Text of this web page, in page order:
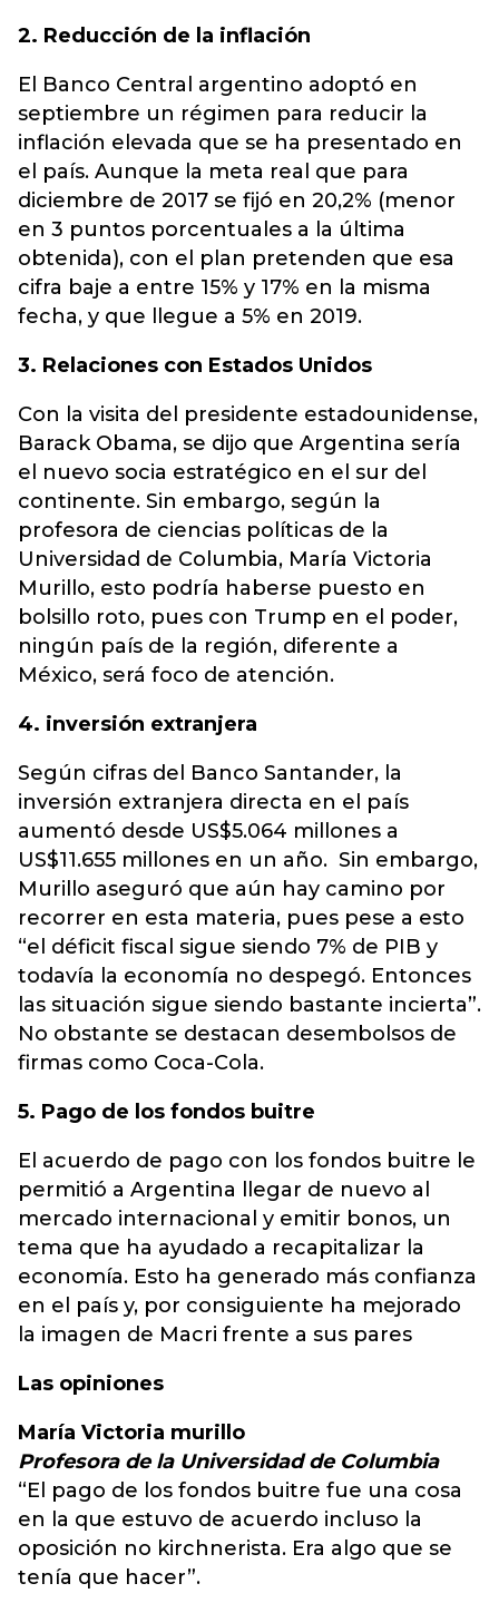
2. Reducción de la inflación
El Banco Central argentino adoptó en
septiembre un régimen para reducir la
inflación elevada que se ha presentado en
el país. Aunque la meta real que para
diciembre de 2017 se fijó en 20,2% (menor
en 3 puntos porcentuales a la última
obtenida), con el plan pretenden que esa
cifra baje a entre 15% y 17% en la misma
fecha, y que llegue a 5% en 2019.
3. Relaciones con Estados Unidos
Con la visita del presidente estadounidense,
Barack Obama, se dijo que Argentina sería
el nuevo socia estratégico en el sur del
continente. Sin embargo, según la
profesora de ciencias políticas de la
Universidad de Columbia, María Victoria
Murillo, esto podría haberse puesto en
bolsillo roto, pues con Trump en el poder,
ningún país de la región, diferente a
México, será foco de atención.
4. inversión extranjera
Según cifras del Banco Santander, la
inversión extranjera directa en el país
aumentó desde US$5.064 millones a
US$11.655 millones en un año. Sin embargo,
Murillo aseguró que aún hay camino por
recorrer en esta materia, pues pese a esto
“el déficit fiscal sigue siendo 7% de PIB y
todavía la economía no despegó. Entonces
las situación sigue siendo bastante incierta”.
No obstante se destacan desembolsos de
firmas como Coca-Cola.
5. Pago de los fondos buitre
El acuerdo de pago con los fondos buitre le
permitió a Argentina llegar de nuevo al
mercado internacional y emitir bonos, un
tema que ha ayudado a recapitalizar la
economía. Esto ha generado más confianza
en el país y, por consiguiente ha mejorado
la imagen de Macri frente a sus pares
Las opiniones
María Victoria murillo
Profesora de la Universidad de Columbia
“El pago de los fondos buitre fue una cosa
en la que estuvo de acuerdo incluso la
oposición no kirchnerista. Era algo que se
tenía que hacer”.